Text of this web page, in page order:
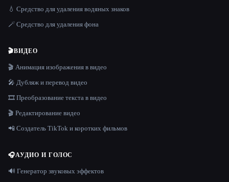
💧 Средство для удаления водяных знаков
🪄 Средство для удаления фона
🎬ВИДЕО
🎬 Анимация изображения в видео
🎤 Дубляж и перевод видео
🎞️ Преобразование текста в видео
🎬 Редактирование видео
📲 Создатель TikTok и коротких фильмов
🎧АУДИО И ГОЛОС
🔊 Генератор звуковых эффектов